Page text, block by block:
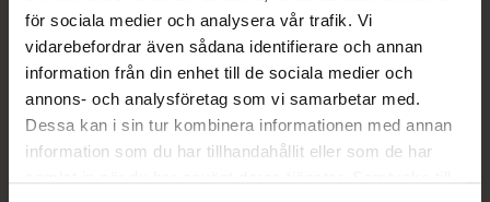
för sociala medier och analysera vår trafik. Vi
vidarebefordrar även sådana identifierare och annan
information från din enhet till de sociala medier och
annons- och analysföretag som vi samarbetar med.
Dessa kan i sin tur kombinera informationen med annan
information som du har tillhandahållit eller som de har
Diskret helfotsskydd för promenader(Walking).
Dubbarna är tillverkade av slitstarkt härdat
stål. CE-certifierad.
Jämförpris 269 kr/ par
EAN:07393274862478